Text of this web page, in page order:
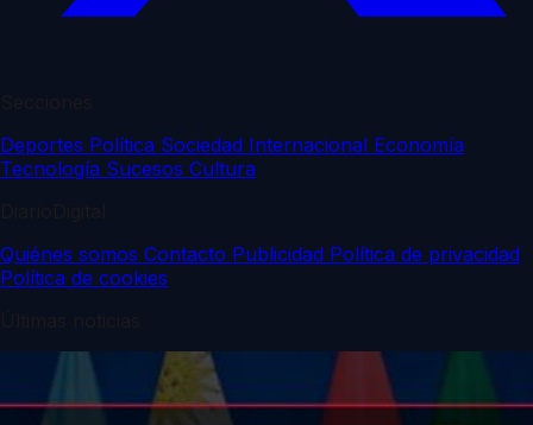
Deportes Política Sociedad Internacional Economía
Tecnología Sucesos Cultura
Quiénes somos Contacto Publicidad Política de privacidad
Política de cookies